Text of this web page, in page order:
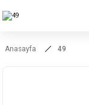
Anasayfa 49